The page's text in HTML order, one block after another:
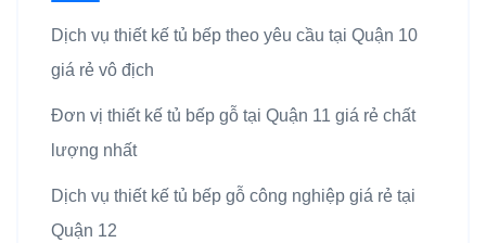
Dịch vụ thiết kế tủ bếp theo yêu cầu tại Quận 10
giá rẻ vô địch
Đơn vị thiết kế tủ bếp gỗ tại Quận 11 giá rẻ chất
lượng nhất
Dịch vụ thiết kế tủ bếp gỗ công nghiệp giá rẻ tại
Quận 12